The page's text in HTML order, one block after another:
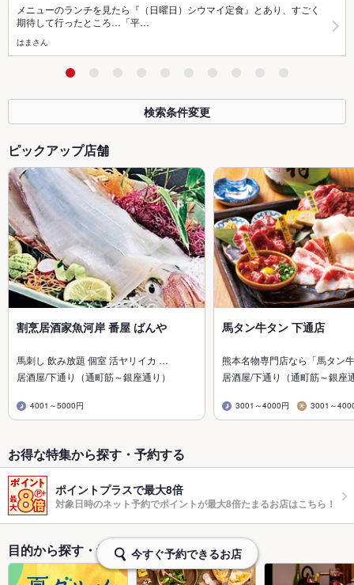
メニューのランチを見たら『（日曜日）シウマイ定食』とあり、すごく
期待して行ったところ…「平…
はまさん
検索条件変更
ピックアップ店舗
割烹居酒家魚河岸 番屋 ばんや
馬刺し 飲み放題 個室 活ヤリイカ …
居酒屋/下通り（通町筋～銀座通り）
4001～5000円
馬タン牛タン 下通店
熊本名物専門店なら「馬タン
居酒屋/下通り（通町筋～銀座
3001～4000円 3001～
お得な特集から探す・予約する
ポイントプラスで最大8倍
対象日時のネット予約でポイントが最大8倍たまるお店はこちら！
目的から探す・予約する今すぐ予約できるお店